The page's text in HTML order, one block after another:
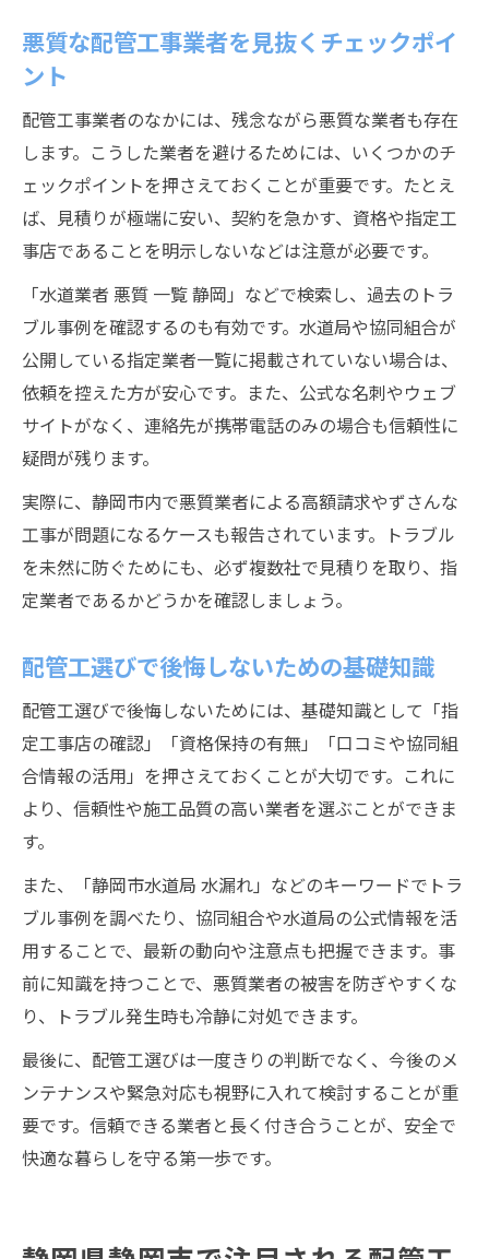
悪質な配管工事業者を見抜くチェックポイ
ント
配管工事業者のなかには、残念ながら悪質な業者も存在
します。こうした業者を避けるためには、いくつかのチ
ェックポイントを押さえておくことが重要です。たとえ
ば、見積りが極端に安い、契約を急かす、資格や指定工
事店であることを明示しないなどは注意が必要です。
「水道業者 悪質 一覧 静岡」などで検索し、過去のトラ
ブル事例を確認するのも有効です。水道局や協同組合が
公開している指定業者一覧に掲載されていない場合は、
依頼を控えた方が安心です。また、公式な名刺やウェブ
サイトがなく、連絡先が携帯電話のみの場合も信頼性に
疑問が残ります。
実際に、静岡市内で悪質業者による高額請求やずさんな
工事が問題になるケースも報告されています。トラブル
を未然に防ぐためにも、必ず複数社で見積りを取り、指
定業者であるかどうかを確認しましょう。
配管工選びで後悔しないための基礎知識
配管工選びで後悔しないためには、基礎知識として「指
定工事店の確認」「資格保持の有無」「口コミや協同組
合情報の活用」を押さえておくことが大切です。これに
より、信頼性や施工品質の高い業者を選ぶことができま
す。
また、「静岡市水道局 水漏れ」などのキーワードでトラ
ブル事例を調べたり、協同組合や水道局の公式情報を活
用することで、最新の動向や注意点も把握できます。事
前に知識を持つことで、悪質業者の被害を防ぎやすくな
り、トラブル発生時も冷静に対処できます。
最後に、配管工選びは一度きりの判断でなく、今後のメ
ンテナンスや緊急対応も視野に入れて検討することが重
要です。信頼できる業者と長く付き合うことが、安全で
快適な暮らしを守る第一歩です。